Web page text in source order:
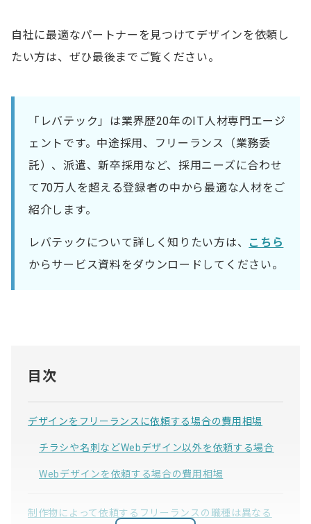
自社に最適なパートナーを見つけてデザインを依頼し
たい方は、ぜひ最後までご覧ください。
「レバテック」は業界歴20年のIT人材専門エージ
ェントです。中途採用、フリーランス（業務委
託）、派遣、新卒採用など、採用ニーズに合わせ
て70万人を超える登録者の中から最適な人材をご
紹介します。
レバテックについて詳しく知りたい方は、 こちら
からサービス資料をダウンロードしてください。
目次
デザインをフリーランスに依頼する場合の費用相場
チラシや名刺などWebデザイン以外を依頼する場合
Webデザインを依頼する場合の費用相場
制作物によって依頼するフリーランスの職種は異なる